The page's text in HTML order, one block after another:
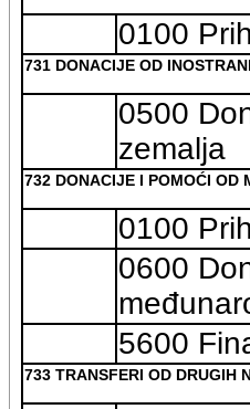
0100
731 DONACIJE OD
0500
zemalja
732 DONACIJE I POMOĆI OD
0100
0600
5600
733 TRANSFERI OD DRUGIH